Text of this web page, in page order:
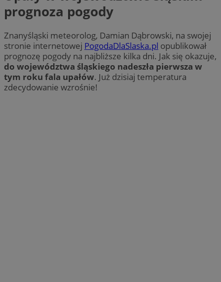
prognoza pogody
Znanyśląski meteorolog, Damian Dąbrowski, na swojej
stronie internetowej PogodaDlaSlaska.pl opublikował
prognozę pogody na najbliższe kilka dni. Jak się okazuje,
do województwa śląskiego nadeszła pierwsza w
tym roku fala upałów. Już dzisiaj temperatura
zdecydowanie wzrośnie!